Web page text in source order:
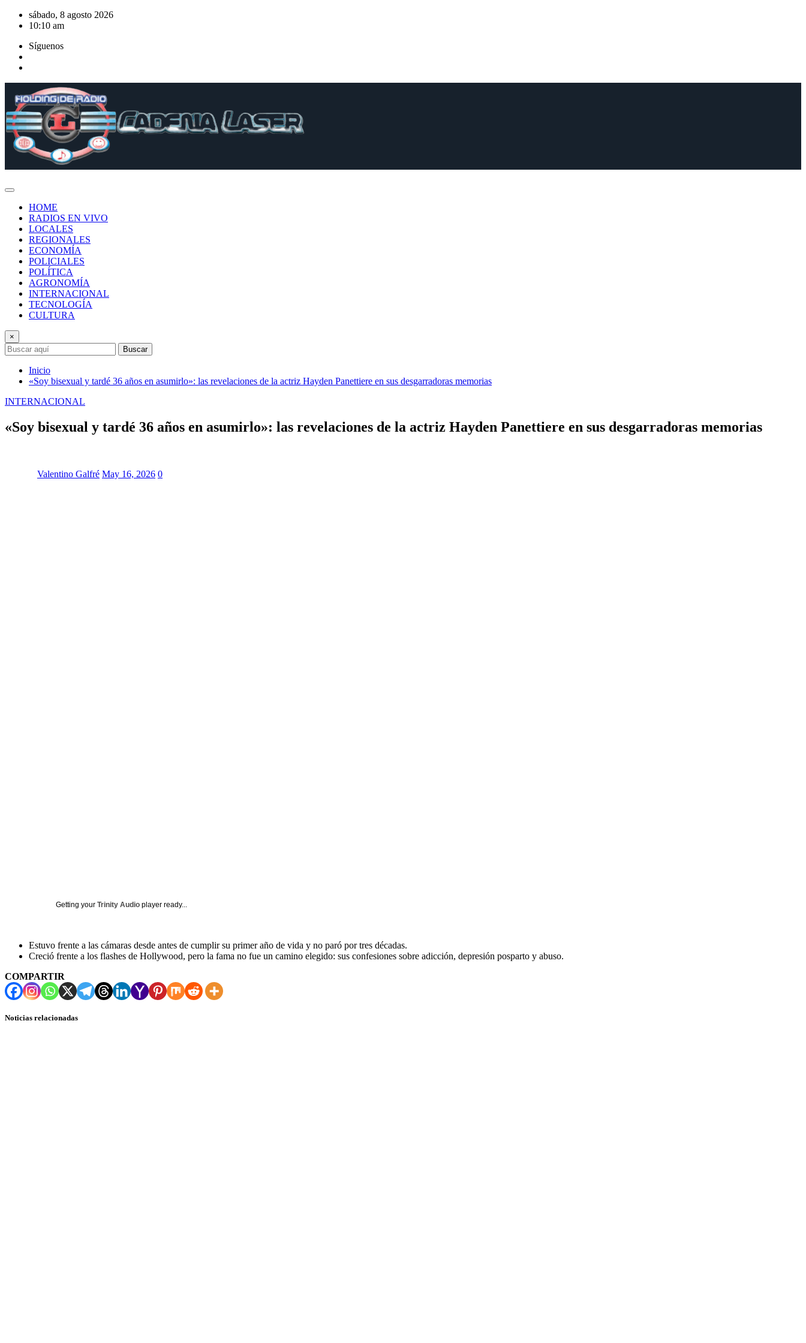
Saltar
sábado, 8 agosto 2026
10:10 am
Síguenos
HOME
RADIOS EN VIVO
LOCALES
REGIONALES
ECONOMÍA
POLICIALES
POLÍTICA
AGRONOMÍA
INTERNACIONAL
TECNOLOGÍA
CULTURA
×
Buscar
Inicio
«Soy bisexual y tardé 36 años en asumirlo»: las revelaciones de la actriz Hayden Panettiere en sus desgarradoras memorias
INTERNACIONAL
«Soy bisexual y tardé 36 años en asumirlo»: las revelaciones de la actriz Hayden Panettiere en sus desgarradoras memorias
Valentino Galfré May 16, 2026 0
Getting your Trinity Audio player ready...
Estuvo frente a las cámaras desde antes de cumplir su primer año de vida y no paró por tres décadas.
Creció frente a los flashes de Hollywood, pero la fama no fue un camino elegido: sus confesiones sobre adicción, depresión posparto y abuso.
COMPARTIR
Noticias relacionadas